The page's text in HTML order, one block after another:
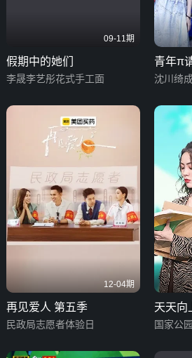
09-11期
假期中的她们
李晟李艺彤花式手工面
青年π
沈川绮
12-04期
再见爱人 第五季
民政局志愿者体验日
天天向
国家公